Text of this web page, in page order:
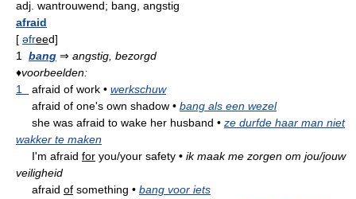
adj. wantrouwend; bang, angstig
afraid
[ əfreed]
1
bang ⇒ angstig, bezorgd
♦voorbeelden:
1
afraid of work • werkschuw
afraid of one's own shadow • bang als een wezel
she was afraid to wake her husband • ze durfde haar man niet
wakker te maken
I'm afraid for you/your safety • ik maak me zorgen om jou/jouw
veiligheid
afraid of something • bang voor iets